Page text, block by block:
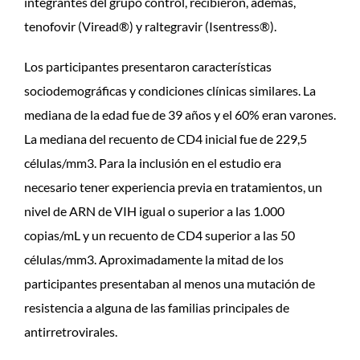
tenofovir (Viread®) y raltegravir (Isentress®).
Los participantes presentaron características
sociodemográficas y condiciones clínicas similares. La
mediana de la edad fue de 39 años y el 60% eran varones.
La mediana del recuento de CD4 inicial fue de 229,5
células/mm3. Para la inclusión en el estudio era
necesario tener experiencia previa en tratamientos, un
nivel de ARN de VIH igual o superior a las 1.000
copias/mL y un recuento de CD4 superior a las 50
células/mm3. Aproximadamente la mitad de los
participantes presentaban al menos una mutación de
resistencia a alguna de las familias principales de
antirretrovirales.